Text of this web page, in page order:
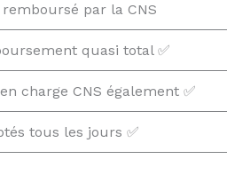
par la CNS
quasi total ✅
charge CNS également ✅
tous les jours ✅